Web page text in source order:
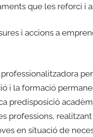
que les reforci i
i accions a
i la formació
predisposició
professions,
en situació de